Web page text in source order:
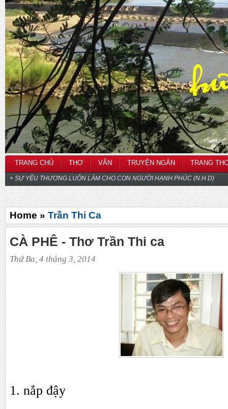
TRANG CHỦ THƠ VĂN TRUYỆN NGẮN TRANG
+ SỰ YÊU THƯƠNG LUÔN LÀM CHO CON NGƯỜI HẠNH PHÚC (N.H.D)
Home » Trần Thi Ca
CÀ PHÊ - Thơ Trần Thi ca
Thứ Ba, 4 tháng 3, 2014
1. nắp đậy